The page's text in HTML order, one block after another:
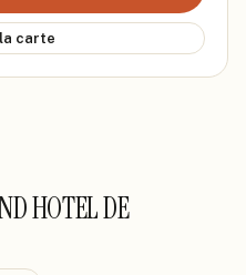
carte
HOTEL DE